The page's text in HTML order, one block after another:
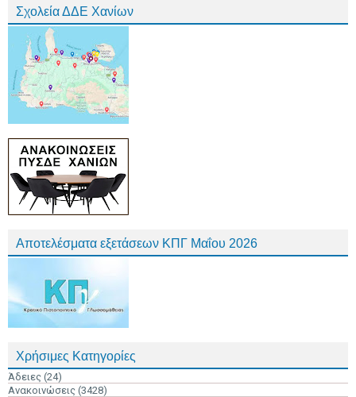
Σχολεία ΔΔΕ Χανίων
Αποτελέσματα εξετάσεων ΚΠΓ Μαΐου 2026
Χρήσιμες Κατηγορίες
Άδειες (24)
Ανακοινώσεις (3428)